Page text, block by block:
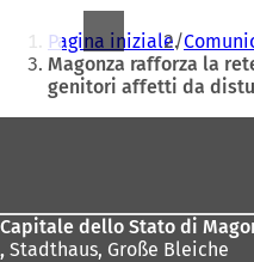
Siete
qui:
Pagina iniziale
Magonza rafforza la
genitori affetti da
Capitale dello Stato di
, Stadthaus, Große Bleiche